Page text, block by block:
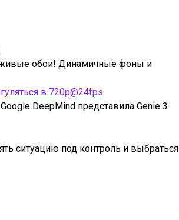
живые обои! Динамичные фоны и
в 720p@24fps
DeepMind представила Genie 3
ситуацию под контроль и выбраться